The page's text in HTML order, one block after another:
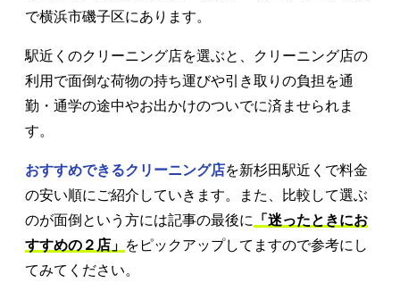
で横浜市磯子区にあります。
駅近くのクリーニング店を選ぶと、クリーニング店の
利用で面倒な荷物の持ち運びや引き取りの負担を通
勤・通学の途中やお出かけのついでに済ませられま
す。
おすすめできるクリーニング店を新杉田駅近くで料金
の安い順にご紹介していきます。また、比較して選ぶ
のが面倒という方には記事の最後に
「迷ったときにお
すすめの２店」 をピックアップしてますので参考にし
てみてください。